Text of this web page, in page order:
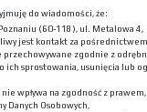
do wiadomości, że:
(60-118), ul. Metalowa 4,
jest kontakt za
zgodnie z
ich sprostowania, usunięcia
wpływa na zgodność z
Danych Osobowych,